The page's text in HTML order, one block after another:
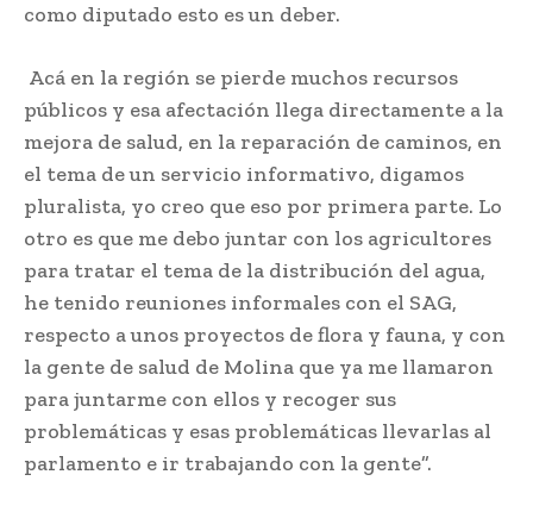
como diputado esto es un deber.
Acá en la región se pierde muchos recursos
públicos y esa afectación llega directamente a la
mejora de salud, en la reparación de caminos, en
el tema de un servicio informativo, digamos
pluralista, yo creo que eso por primera parte. Lo
otro es que me debo juntar con los agricultores
para tratar el tema de la distribución del agua,
he tenido reuniones informales con el SAG,
respecto a unos proyectos de flora y fauna, y con
la gente de salud de Molina que ya me llamaron
para juntarme con ellos y recoger sus
problemáticas y esas problemáticas llevarlas al
parlamento e ir trabajando con la gente”.